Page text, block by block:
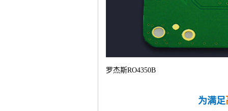
罗杰斯RO4350B
为满足